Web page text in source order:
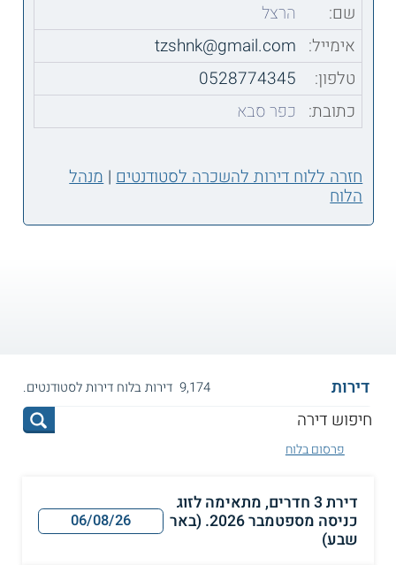
שם:
הרצל
אימייל: tzshnk@gmail.com
טלפון:
0528774345
כתובת:
כפר סבא
חזרה ללוח דירות להשכרה לסטודנטים|מנהל
הלוח
דירות 9,174 דירות בלוח דירות לסטודנטים.
פרסום בלוח
דירת 3 חדרים, מתאימה לזוג
כניסה מספטמבר 2026. (באר
שבע)
06/08/26